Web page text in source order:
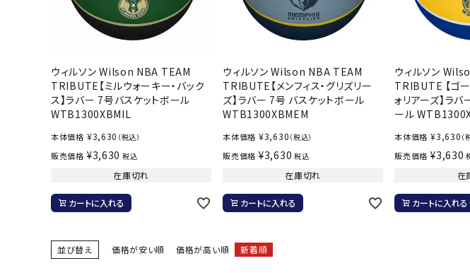
ウォーキング
ウィメンズウォーキングシューズ
その他アクセサリー
ヨガマ
ヨガア
ダンス
インナ
その
ウィルソン Wilson NBA TEAM
TRIBUTE【ミルウォーキー・バック
ス】ラバー 7号バスケットボール
WTB1300XBMIL
本体価格 ¥3,630 （税込）
販売価格 ¥3,630 税込
在庫切れ
カートに入れる
ウィルソン Wilson NBA TEAM
TRIBUTE【メンフィス・グリズリー
ズ】ラバー 7号 バスケットボール
WTB1300XBMEM
本体価格 ¥3,630 （税込）
販売価格 ¥3,630 税込
在庫切れ
カートに入れる
ウィルソン
TRIBUTE 【ゴ
ォリアーズ】ラ
ール
本体価格 ¥3,630 （
販売価格 ¥3,630
在
カートに入れる
並び替え 価格が安い順 価格が高い順 新着順